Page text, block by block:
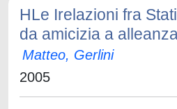
HLe Irelazioni fra
da amicizia a
Matteo, Gerlini
2005